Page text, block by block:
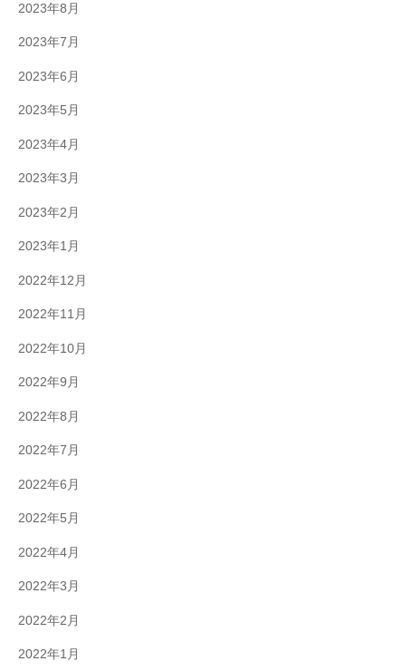
2023年8月
2023年7月
2023年6月
2023年5月
2023年4月
2023年3月
2023年2月
2023年1月
2022年12月
2022年11月
2022年10月
2022年9月
2022年8月
2022年7月
2022年6月
2022年5月
2022年4月
2022年3月
2022年2月
2022年1月